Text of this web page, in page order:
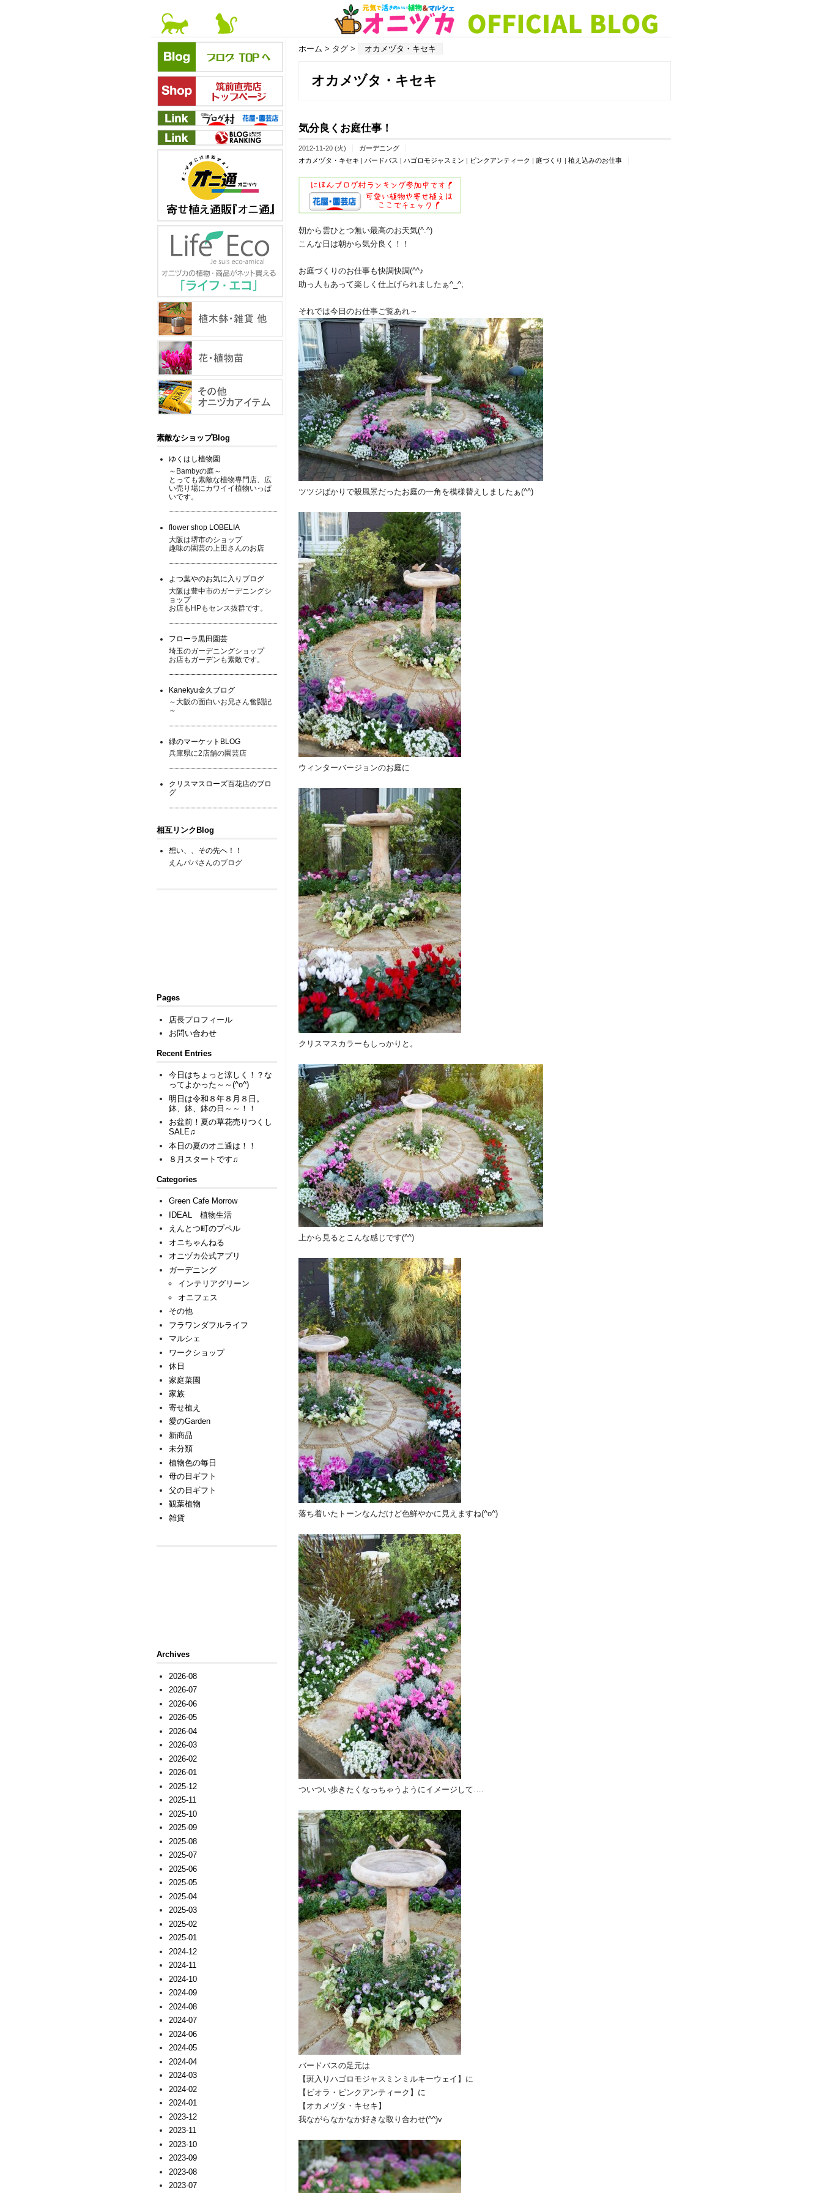
ホーム > タグ > オカメヅタ・キセキ
オカメヅタ・キセキ
気分良くお庭仕事！
2012-11-20 (火)
ガーデニング
オカメヅタ・キセキ | バードバス | ハゴロモジャスミン | ピンクアンティーク | 庭づくり | 植え込みのお仕事
朝から雲ひとつ無い最高のお天気(^.^)
こんな日は朝から気分良く！！
お庭づくりのお仕事も快調快調(^^♪
助っ人もあって楽しく仕上げられましたぁ^_^;
それでは今日のお仕事ご覧あれ～
ツツジばかりで殺風景だったお庭の一角を模様替えしましたぁ(^^)
ウィンターバージョンのお庭に
クリスマスカラーもしっかりと。
上から見るとこんな感じです(^^)
落ち着いたトーンなんだけど色鮮やかに見えますね(^o^)
ついつい歩きたくなっちゃうようにイメージして….
バードバスの足元は
【斑入りハゴロモジャスミンミルキーウェイ】に
【ビオラ・ピンクアンティーク】に
【オカメヅタ・キセキ】
我ながらなかなか好きな取り合わせ(^^)v
素敵なショップBlog
ゆくはし植物園
～Bambyの庭～
とっても素敵な植物専門店、広
い売り場にカワイイ植物いっぱ
いです。
flower shop LOBELIA
大阪は堺市のショップ
趣味の園芸の上田さんのお店
よつ葉やのお気に入りブログ
大阪は豊中市のガーデニングシ
ョップ
お店もHPもセンス抜群です。
フローラ黒田園芸
埼玉のガーデニングショップ
お店もガーデンも素敵です。
Kanekyu金久ブログ
～大阪の面白いお兄さん奮闘記
～
緑のマーケットBLOG
兵庫県に2店舗の園芸店
クリスマスローズ百花店のブロ
グ
相互リンクBlog
想い、、その先へ！！
えんパパさんのブログ
Pages
店長プロフィール
お問い合わせ
Recent Entries
今日はちょっと涼しく！？な
ってよかった～～(^o^)
明日は令和８年８月８日。
鉢、鉢、鉢の日～～！！
お盆前！夏の草花売りつくし
SALE♫
本日の夏のオニ通は！！
８月スタートです♫
Categories
Green Cafe Morrow
IDEAL 植物生活
えんとつ町のプペル
オニちゃんねる
オニヅカ公式アプリ
ガーデニング
インテリアグリーン
オニフェス
その他
フラワンダフルライフ
マルシェ
ワークショップ
休日
家庭菜園
家族
寄せ植え
愛のGarden
新商品
未分類
植物色の毎日
母の日ギフト
父の日ギフト
観葉植物
雑貨
Archives
2026-08
2026-07
2026-06
2026-05
2026-04
2026-03
2026-02
2026-01
2025-12
2025-11
2025-10
2025-09
2025-08
2025-07
2025-06
2025-05
2025-04
2025-03
2025-02
2025-01
2024-12
2024-11
2024-10
2024-09
2024-08
2024-07
2024-06
2024-05
2024-04
2024-03
2024-02
2024-01
2023-12
2023-11
2023-10
2023-09
2023-08
2023-07